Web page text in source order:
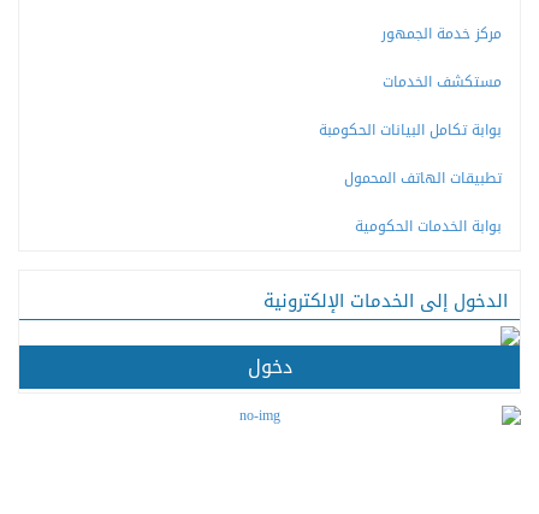
مركز خدمة الجمهور
مستكشف الخدمات
بوابة تكامل البيانات الحكومبة
تطبيقات الهاتف المحمول
بوابة الخدمات الحكومية
الدخول إلى الخدمات الإلكترونية
دخول